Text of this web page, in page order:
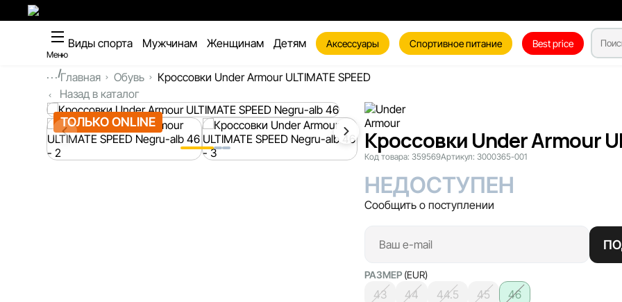
Меню
Виды спорта Мужчинам Женщинам Детям Аксессуары Спортивное питание Best price
...Главная Обувь
Кроссовки Under Armour ULTIMATE SPEED
Назад в каталог
ТОЛЬКО ONLINE
Кроссовки Under Armour
Код товара: 359569Артикул: 3000365-001
НЕДОСТУПЕН
Сообщить о поступлении
РАЗМЕР (EUR)
43 44 44.5 45
46